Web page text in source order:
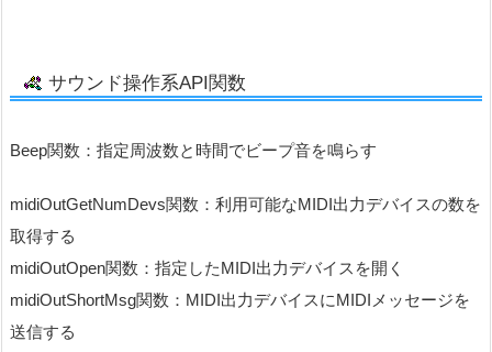
サウンド操作系API関数
Beep関数：指定周波数と時間でビープ音を鳴らす
midiOutGetNumDevs関数：利用可能なMIDI出力デバイスの数を
取得する
midiOutOpen関数：指定したMIDI出力デバイスを開く
midiOutShortMsg関数：MIDI出力デバイスにMIDIメッセージを
送信する